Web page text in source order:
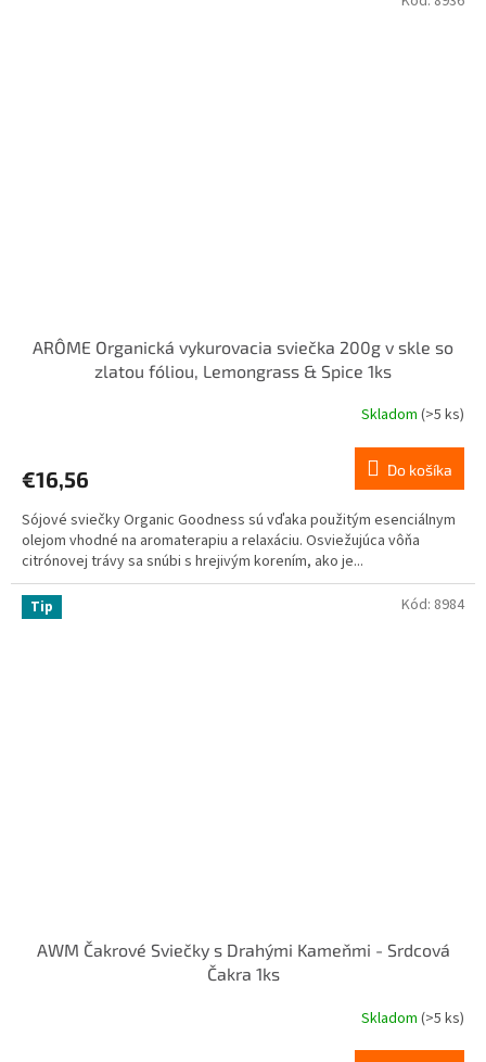
ARÔME Organická vykurovacia sviečka 200g v skle so
zlatou fóliou, Lemongrass & Spice 1ks
Skladom (>5 ks)
€16,56 Do košíka
Sójové sviečky Organic Goodness sú vďaka použitým esenciálnym
olejom vhodné na aromaterapiu a relaxáciu. Osviežujúca vôňa
citrónovej trávy sa snúbi s hrejivým korením, ako je...
Tip
AWM Čakrové Sviečky s Drahými Kameňmi - Srdcová
Čakra 1ks
Skladom (>5 ks)
Kód: 8984